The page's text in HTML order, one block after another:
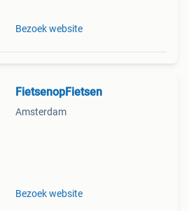
Bezoek website
FietsenopFietsen
Amsterdam
Bezoek website